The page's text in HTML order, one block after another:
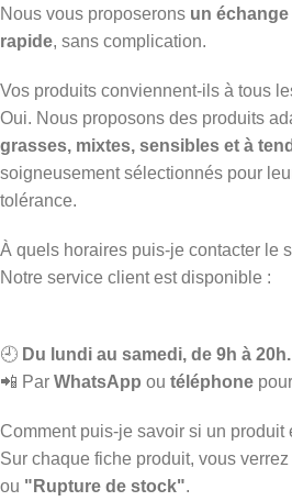
Nous vous proposerons un
rapide, sans complication.
Vos produits conviennent-ils à tous
Oui. Nous proposons des produits
grasses, mixtes, sensibles et à
soigneusement sélectionnés pour
tolérance.
À quels horaires puis-je contacter le
Notre service client est disponible :
🕘 Du lundi au samedi, de 9h à 20h.
📲 Par WhatsApp ou téléphone
Comment puis-je savoir si un produit
Sur chaque fiche produit, vous
ou "Rupture de stock".